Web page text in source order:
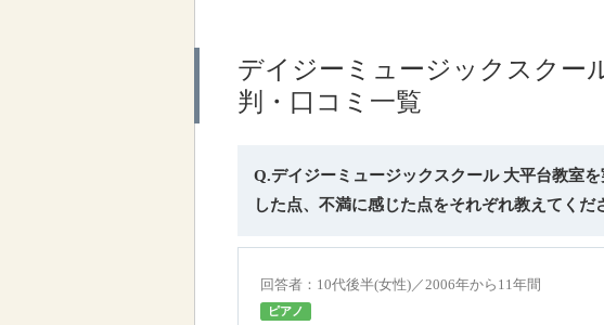
デイジーミュージックスクー
判・口コミ一覧
Q.デイジーミュージックスクール 大平台教室
した点、不満に感じた点をそれぞれ教えてくだ
回答者：10代後半(女性)／2006年から11年間
ピアノ